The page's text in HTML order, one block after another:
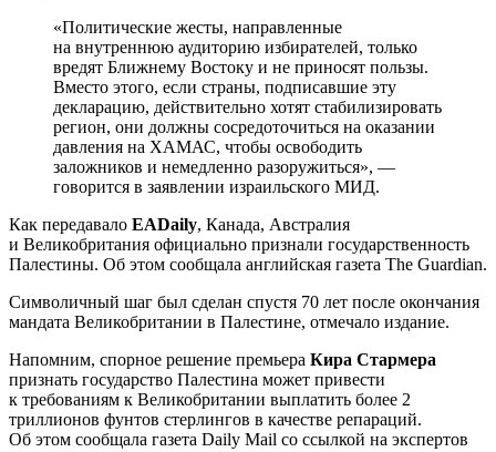
«Политические жесты, направленные
на внутреннюю аудиторию избирателей, только
вредят Ближнему Востоку и не приносят пользы.
Вместо этого, если страны, подписавшие эту
декларацию, действительно хотят стабилизировать
регион, они должны сосредоточиться на оказании
давления на ХАМАС, чтобы освободить
заложников и немедленно разоружиться», —
говорится в заявлении израильского МИД.
Как передавало EADaily, Канада, Австралия
и Великобритания официально признали государственность
Палестины. Об этом сообщала английская газета The Guardian.
Символичный шаг был сделан спустя 70 лет после окончания
мандата Великобритании в Палестине, отмечало издание.
Напомним, спорное решение премьера Кира Стармера
признать государство Палестина может привести
к требованиям к Великобритании выплатить более 2
триллионов фунтов стерлингов в качестве репараций.
Об этом сообщала газета Daily Mail со ссылкой на экспертов